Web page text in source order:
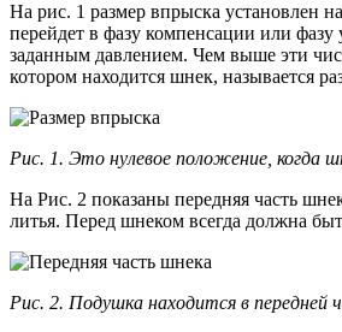
На рис. 1 размер впрыска установлен
перейдет в фазу компенсации или
заданным давлением. Чем выше эти
котором находится шнек, называется
Рис. 1. Это нулевое положение, когда
На Рис. 2 показаны передняя часть
литья. Перед шнеком всегда должна
Рис. 2. Подушка находится в передней